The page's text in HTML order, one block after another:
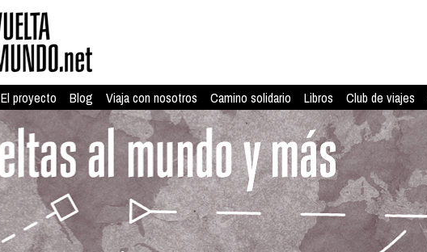
El proyecto Blog Viaja con nosotros Camino solidario Libros Club de viajes